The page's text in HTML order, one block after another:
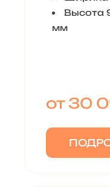
Высота
мм
от 30